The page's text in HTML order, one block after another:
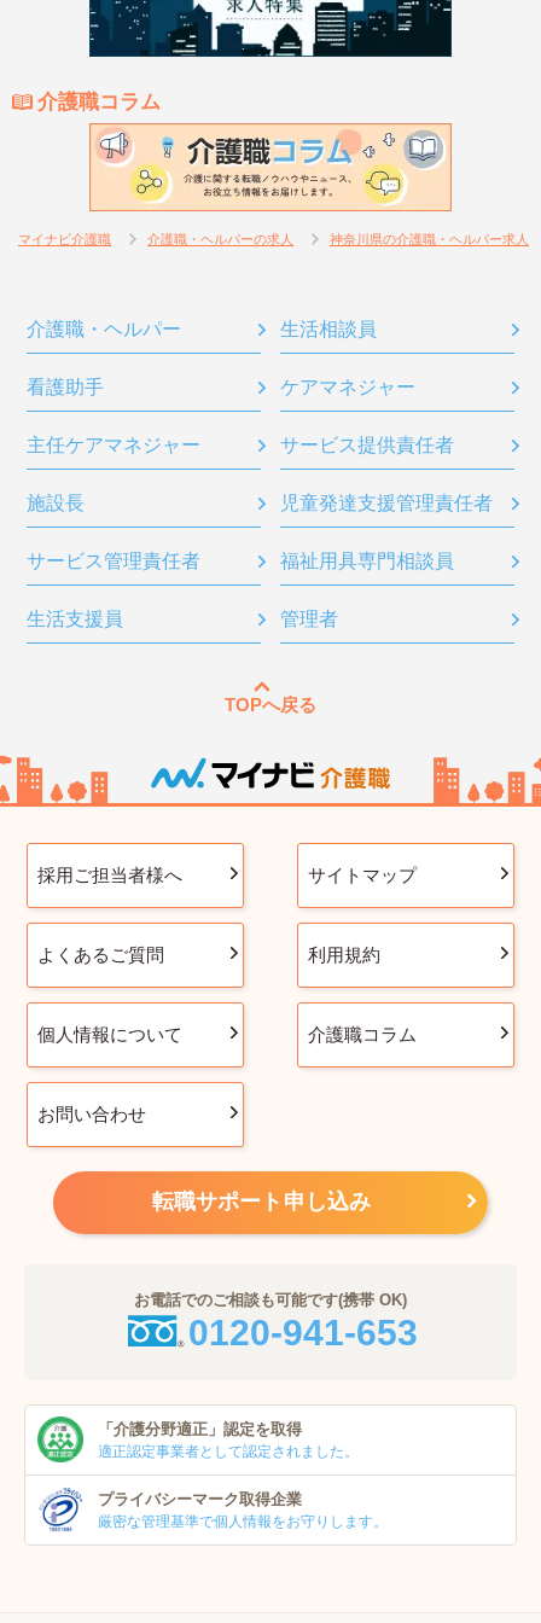
介護職コラム
マイナビ介護職 介護職・ヘルパーの求人 神奈川県の介護職・ヘルパー求人
介護職・ヘルパー 生活相談員
看護助手 ケアマネジャー
主任ケアマネジャー サービス提供責任者
施設長 児童発達支援管理責任者
サービス管理責任者 福祉用具専門相談員
生活支援員 管理者
TOPへ戻る
採用ご担当者様へ サイトマップ
よくあるご質問 利用規約
個人情報について 介護職コラム
お問い合わせ
転職サポート申し込み
お電話でのご相談も可能です(携帯 OK)
0120-941-653
「介護分野適正」 認定を取得
適正認定事業者として認定されました。
プライバシーマーク取得企業
厳密な管理基準で個人情報をお守りします。